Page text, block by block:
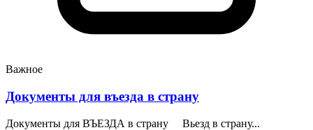
Важное
Документы для въезда в страну
Документы для ВЪЕЗДА в страну Вьезд в страну...